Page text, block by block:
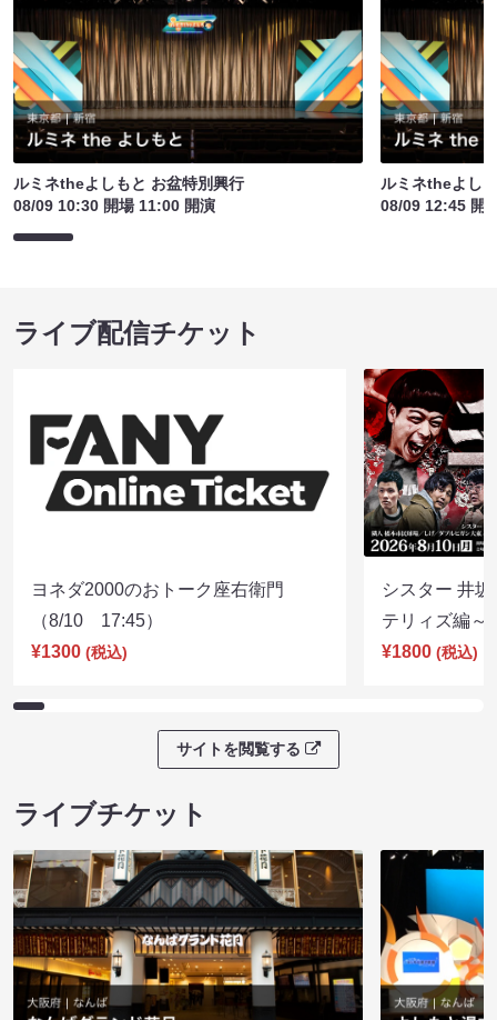
ルミネtheよしもと お盆特別興行
08/09 10:30 開場 11:00 開演
ルミネtheよし
08/09 12:45 開
ライブ配信チケット
ヨネダ2000のおトーク座右衛門
（8/10 17:45）
¥1300 (税込)
シスター 井
テリィズ編
¥1800 (税込)
サイトを閲覧する
ライブチケット